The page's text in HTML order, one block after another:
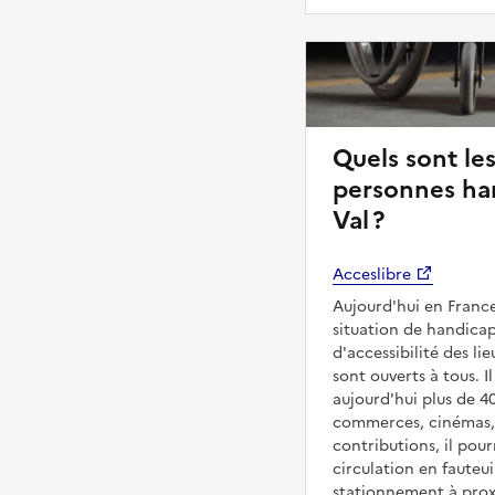
Quels sont
personnes
Val ?
Acceslibre
Aujourd'hui en
situation de
d'accessibilité des
sont ouverts à tous.
aujourd'hui plus de
commerces,
contributions, il
circulation en